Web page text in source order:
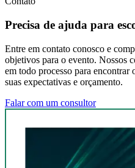
Precisa de ajuda para
Entre em contato conosco e
objetivos para o evento. Nossos
em todo processo para encontrar
suas expectativas e orçamento.
Falar com um consultor